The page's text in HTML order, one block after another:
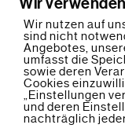
Wir nutzen auf
sind nicht
Angebotes,
umfasst die
sowie deren
Cookies
„Einstellungen
und deren
nachträglich